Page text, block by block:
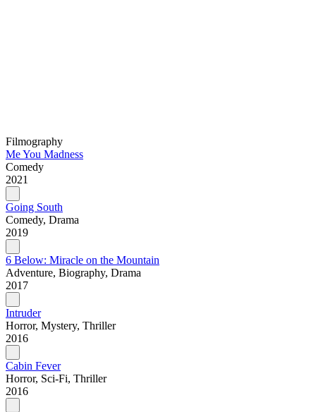
Filmography
Me You Madness
Comedy
2021
Going South
Comedy, Drama
2019
6 Below: Miracle on the Mountain
Adventure, Biography, Drama
2017
Intruder
Horror, Mystery, Thriller
2016
Cabin Fever
Horror, Sci-Fi, Thriller
2016